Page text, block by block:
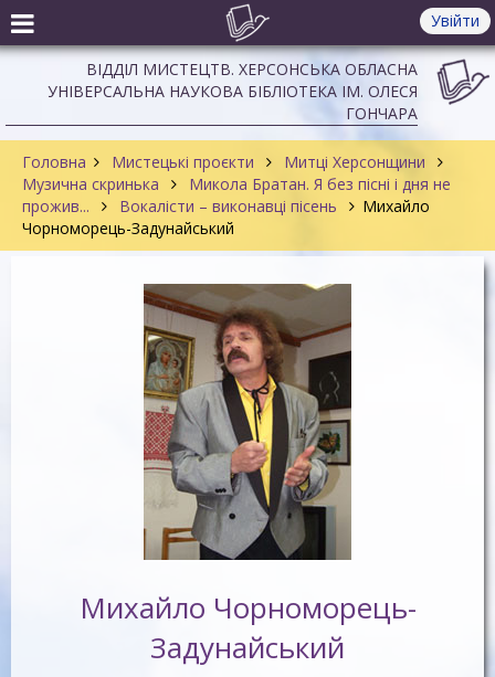
Увійти
ВІДДІЛ МИСТЕЦТВ. ХЕРСОНСЬКА ОБЛАСНА
УНІВЕРСАЛЬНА НАУКОВА БІБЛІОТЕКА ІМ. ОЛЕСЯ
ГОНЧАРА
Головна Мистецькі проєкти
Митці Херсонщини
Музична скринька
Микола Братан. Я без пісні і дня не
прожив...
Вокалісти – виконавці пісень
Михайло
Чорноморець-Задунайський
Михайло Чорноморець-
Задунайський